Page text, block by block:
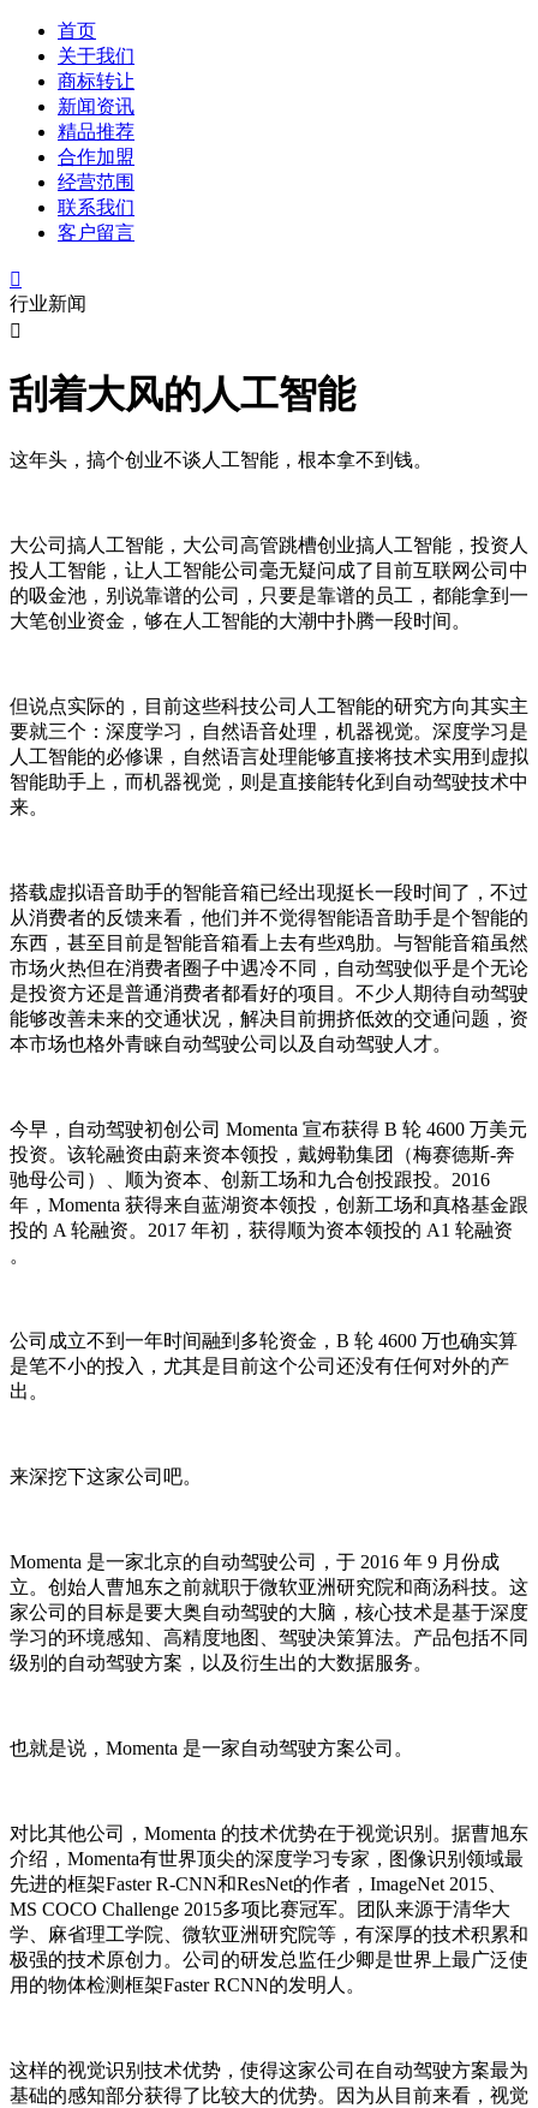
首页
关于我们
商标转让
新闻资讯
精品推荐
合作加盟
经营范围
联系我们
客户留言

行业新闻

刮着大风的人工智能
这年头，搞个创业不谈人工智能，根本拿不到钱。
大公司搞人工智能，大公司高管跳槽创业搞人工智能，投资人
投人工智能，让人工智能公司毫无疑问成了目前互联网公司中
的吸金池，别说靠谱的公司，只要是靠谱的员工，都能拿到一
大笔创业资金，够在人工智能的大潮中扑腾一段时间。
但说点实际的，目前这些科技公司人工智能的研究方向其实主
要就三个：深度学习，自然语音处理，机器视觉。深度学习是
人工智能的必修课，自然语言处理能够直接将技术实用到虚拟
智能助手上，而机器视觉，则是直接能转化到自动驾驶技术中
来。
搭载虚拟语音助手的智能音箱已经出现挺长一段时间了，不过
从消费者的反馈来看，他们并不觉得智能语音助手是个智能的
东西，甚至目前是智能音箱看上去有些鸡肋。与智能音箱虽然
市场火热但在消费者圈子中遇冷不同，自动驾驶似乎是个无论
是投资方还是普通消费者都看好的项目。不少人期待自动驾驶
能够改善未来的交通状况，解决目前拥挤低效的交通问题，资
本市场也格外青睐自动驾驶公司以及自动驾驶人才。
今早，自动驾驶初创公司 Momenta 宣布获得 B 轮 4600 万美元
投资。该轮融资由蔚来资本领投，戴姆勒集团（梅赛德斯-奔
驰母公司）、顺为资本、创新工场和九合创投跟投。2016
年，Momenta 获得来自蓝湖资本领投，创新工场和真格基金跟
投的 A 轮融资。2017 年初，获得顺为资本领投的 A1 轮融资
。
公司成立不到一年时间融到多轮资金，B 轮 4600 万也确实算
是笔不小的投入，尤其是目前这个公司还没有任何对外的产
出。
来深挖下这家公司吧。
Momenta 是一家北京的自动驾驶公司，于 2016 年 9 月份成
立。创始人曹旭东之前就职于微软亚洲研究院和商汤科技。这
家公司的目标是要大奥自动驾驶的大脑，核心技术是基于深度
学习的环境感知、高精度地图、驾驶决策算法。产品包括不同
级别的自动驾驶方案，以及衍生出的大数据服务。
也就是说，Momenta 是一家自动驾驶方案公司。
对比其他公司，Momenta 的技术优势在于视觉识别。据曹旭东
介绍，Momenta有世界顶尖的深度学习专家，图像识别领域最
先进的框架Faster R-CNN和ResNet的作者，ImageNet 2015、
MS COCO Challenge 2015多项比赛冠军。团队来源于清华大
学、麻省理工学院、微软亚洲研究院等，有深厚的技术积累和
极强的技术原创力。公司的研发总监任少卿是世界上最广泛使
用的物体检测框架Faster RCNN的发明人。
这样的视觉识别技术优势，使得这家公司在自动驾驶方案最为
基础的感知部分获得了比较大的优势。因为从目前来看，视觉